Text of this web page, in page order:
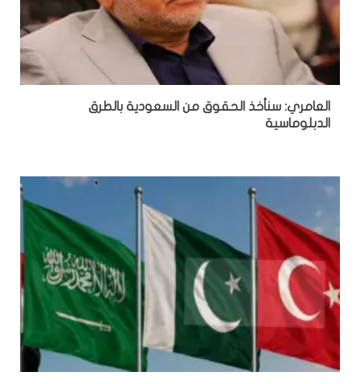
العامري: سنأخذ الحقوق من السعودية بالطرق
الدبلوماسية